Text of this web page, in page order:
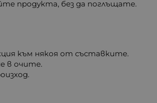
продукта, без да поглъщате.
към някоя от съставките.
в очите.